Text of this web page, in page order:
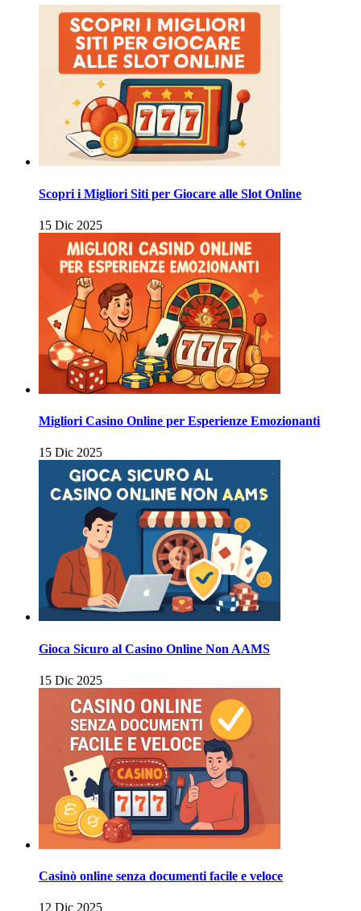
Scopri i Migliori Siti per Giocare alle Slot Online
15 Dic 2025
Migliori Casino Online per Esperienze Emozionanti
15 Dic 2025
Gioca Sicuro al Casino Online Non AAMS
15 Dic 2025
Casinò online senza documenti facile e veloce
12 Dic 2025